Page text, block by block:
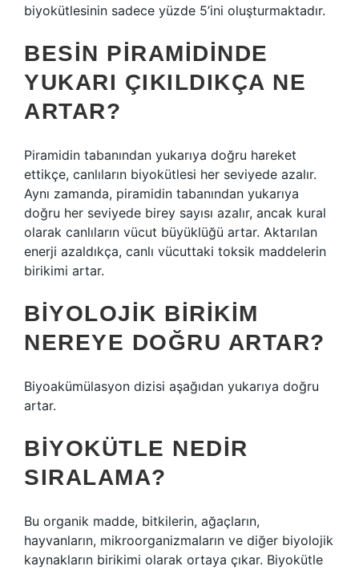
biyokütlesinin sadece yüzde 5’ini oluşturmaktadır.
BESIN PIRAMIDINDE
YUKARI ÇIKILDIKÇA NE
ARTAR?
Piramidin tabanından yukarıya doğru hareket
ettikçe, canlıların biyokütlesi her seviyede azalır.
Aynı zamanda, piramidin tabanından yukarıya
doğru her seviyede birey sayısı azalır, ancak kural
olarak canlıların vücut büyüklüğü artar. Aktarılan
enerji azaldıkça, canlı vücuttaki toksik maddelerin
birikimi artar.
BIYOLOJIK BIRIKIM
NEREYE DOĞRU ARTAR?
Biyoakümülasyon dizisi aşağıdan yukarıya doğru
artar.
BIYOKÜTLE NEDIR
SIRALAMA?
Bu organik madde, bitkilerin, ağaçların,
hayvanların, mikroorganizmaların ve diğer biyolojik
kaynakların birikimi olarak ortaya çıkar. Biyokütle